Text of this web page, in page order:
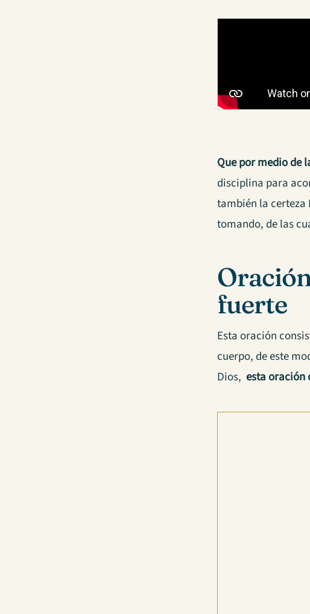
Que por medio de
disciplina para
también la certeza
tomando, de las
fuerte
Esta oración
cuerpo, de este
Dios,esta oración